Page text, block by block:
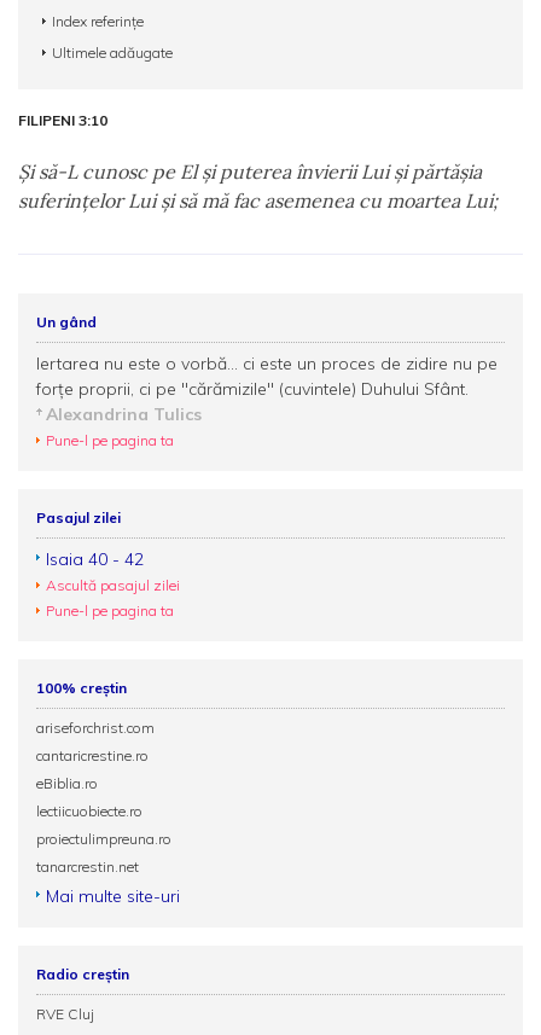
Index referințe
Ultimele adăugate
FILIPENI 3:10
Şi să-L cunosc pe El şi puterea învierii Lui şi părtăşia
suferinţelor Lui şi să mă fac asemenea cu moartea Lui;
Un gând
Iertarea nu este o vorbă... ci este un proces de zidire nu pe
forţe proprii, ci pe ''cărămizile'' (cuvintele) Duhului Sfânt.
Alexandrina Tulics
Pune-l pe pagina ta
Pasajul zilei
Isaia 40 - 42
Ascultă pasajul zilei
Pune-l pe pagina ta
100% creștin
ariseforchrist.com
cantaricrestine.ro
eBiblia.ro
lectiicuobiecte.ro
proiectulimpreuna.ro
tanarcrestin.net
Mai multe site-uri
Radio creștin
RVE Cluj